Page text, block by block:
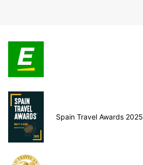
Spain Travel Awards 2025